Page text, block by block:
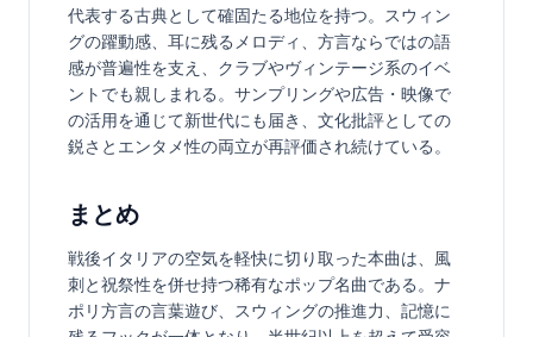
代表する古典として確固たる地位を持つ。スウィン
グの躍動感、耳に残るメロディ、方言ならではの語
感が普遍性を支え、クラブやヴィンテージ系のイベ
ントでも親しまれる。サンプリングや広告・映像で
の活用を通じて新世代にも届き、文化批評としての
鋭さとエンタメ性の両立が再評価され続けている。
まとめ
戦後イタリアの空気を軽快に切り取った本曲は、風
刺と祝祭性を併せ持つ稀有なポップ名曲である。ナ
ポリ方言の言葉遊び、スウィングの推進力、記憶に